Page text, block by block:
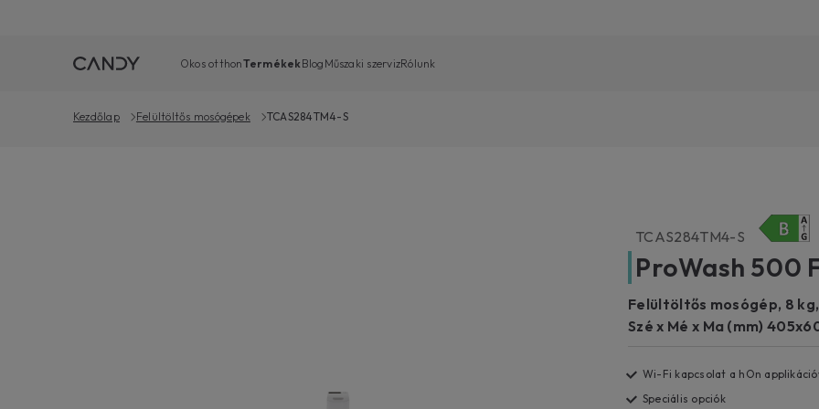
Okos otthonTermékek
Hol
Blog Műszaki szerviz
Kompatibilis tartozékok és pótalkatrészek
Összes candy szolgáltatás
Rólunk
Kezdőlap Felültöltős mosógépek TCAS284TM4-S
TCAS284TM4-S
ProWash 500
Felültöltős mosógép, 8
Szé x Mé x Ma (mm)
Wi-Fi kapcsolat a hOn
Speciális opciók